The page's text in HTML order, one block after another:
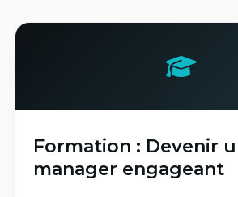
Formation : Devenir
manager engageant